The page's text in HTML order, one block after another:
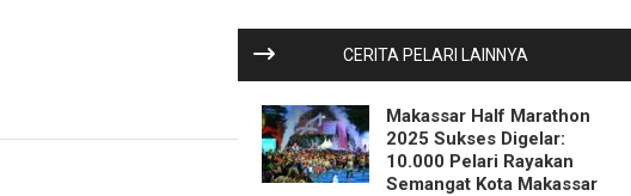
CERITA PELARI LAINNYA
Makassar Half Marathon
2025 Sukses Digelar:
10.000 Pelari Rayakan
Semangat Kota Makassar